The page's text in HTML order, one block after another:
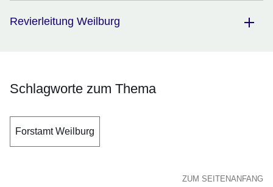
Revierleitung Weilburg
Schlagworte zum Thema
Forstamt Weilburg
ZUM SEITENANFANG